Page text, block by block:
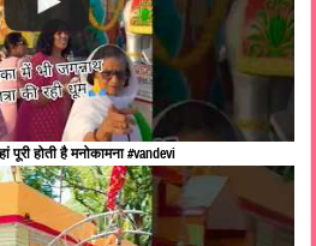
पूरी होती है मनोकामना #vandevi